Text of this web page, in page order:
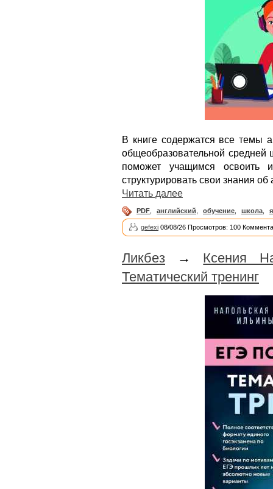
В книге содержатся все темы
общеобразовательной средней
поможет учащимся освоить
структурировать свои знания
Читать далее
PDF английский обучение школа
gefexi 08/08/26 Просмотров: 100
Ликбез → Ксения
Тематический тренинг